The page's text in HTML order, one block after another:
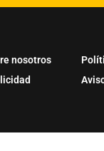
nosotros